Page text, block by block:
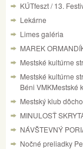
KÚTfeszt / 13.
Lekárne
Limes galéria
MAREK
Mestské kultúrne
Mestské kultúrne
Béni VMKMestské
Mestský klub
MINULOSŤ
NÁVŠTEVNÝ
Nočné preliadky